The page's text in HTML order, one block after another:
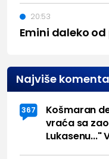
Emini daleko
20:53
Najviše
367
Košmaran
vraća sa
Lukasenu..."